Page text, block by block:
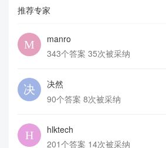
推荐专家
manro
343个答案 35次被采纳
决然
90个答案 8次被采纳
hlktech
201个答案 14次被采纳